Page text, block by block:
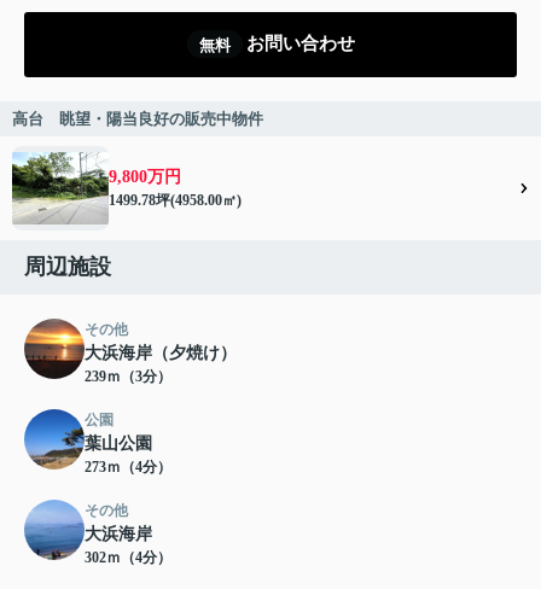
無料 お問い合わせ
高台 眺望・陽当良好の販売中物件
9,800万円
1499.78坪(4958.00㎡)
周辺施設
その他
大浜海岸（夕焼け）
239ｍ（3分）
公園
葉山公園
273ｍ（4分）
その他
大浜海岸
302ｍ（4分）